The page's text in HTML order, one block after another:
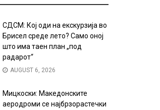
СДСМ: Кој оди на екскурзија во
Брисел среде лето? Само оној
што има таен план „под
радарот“
AUGUST 6, 2026
Мицкоски: Македонските
аеродроми се најбрзорастечки